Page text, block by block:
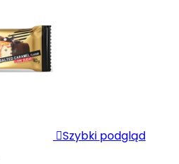
Szybki podgląd